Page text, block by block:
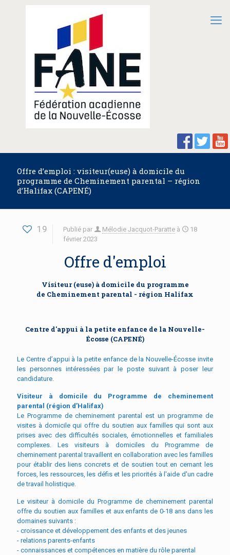
Offre d’emploi : visiteur(euse) à domicile du
programme de Cheminement parental – région
d’Halifax (CAPENÉ)
19 Publié par Mélodie Jacquot-Paratte à
18
février 2023
Offre d'emploi
Visiteur (euse) à domicile du programme
de Cheminement parental - région Halifax
Centre d'appui à la petite enfance de la Nouvelle-
Écosse (CAPENÉ)
Le Centre d’appui à la petite enfance de la Nouvelle-Écosse invite
les personnes intéressées par le poste suivant à poser leur
candidature.
Visiteur à domicile du Programme de cheminement
parental (région d’Halifax)
Le Programme de cheminement parental est un programme de
visites à domicile qui offre du soutien aux familles qui sont aux
prises avec des difficultés sociales, émotionnelles et familiales
complexes. Les visiteurs à domiciles du Programme de
cheminement parental travaillent en collaboration avec les familles
pour établir des liens concrets et de soutien tout en cernant les
forces, les ressources, les défis et les priorités à l'aide d'un cadre
de travail holistique.
Le visiteur à domicile du Programme de cheminement parental
offre du soutien aux familles et aux enfants de 0-18 ans dans les
domaines suivants :
- croissance et développement des enfants et des jeunes
- relations parents-enfants
- connaissances et compétences en matière du rôle parental